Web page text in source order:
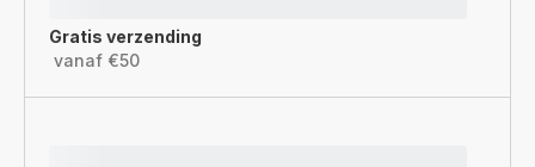
Gratis verzending
vanaf €50